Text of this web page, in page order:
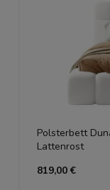
Polsterbett
Lattenrost
819,00 €